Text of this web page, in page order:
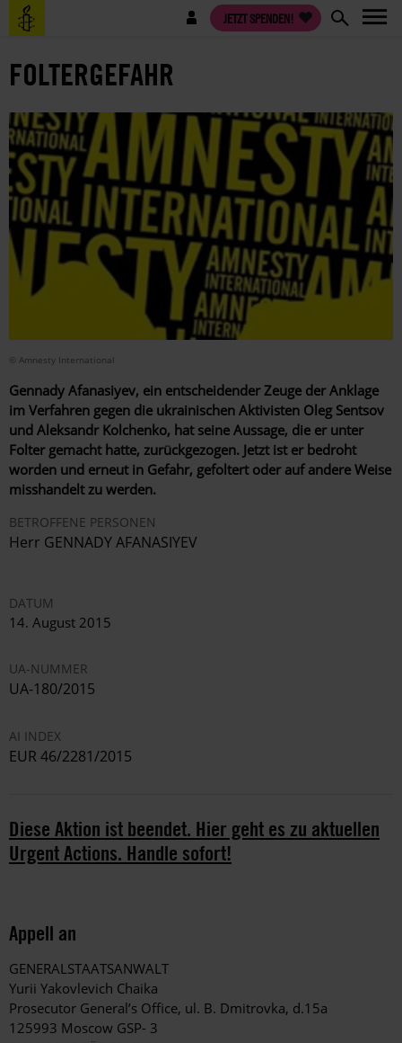
Direkt
zum
Benutzermenü JETZT SPENDEN!
FOLTERGEFAHR
© Amnesty International
Gennady Afanasiyev, ein entscheidender Zeuge der Anklage
im Verfahren gegen die ukrainischen Aktivisten Oleg Sentsov
und Aleksandr Kolchenko, hat seine Aussage, die er unter
Folter gemacht hatte, zurückgezogen. Jetzt ist er bedroht
worden und erneut in Gefahr, gefoltert oder auf andere Weise
misshandelt zu werden.
BETROFFENE PERSONEN
Herr GENNADY AFANASIYEV
DATUM
14. August 2015
UA-NUMMER
UA-180/2015
AI INDEX
EUR 46/2281/2015
Diese Aktion ist beendet. Hier geht es zu aktuellen
Urgent Actions. Handle sofort!
Appell an
GENERALSTAATSANWALT
Yurii Yakovlevich Chaika
Prosecutor General’s Office, ul. B. Dmitrovka, d.15a
125993 Moscow GSP- 3